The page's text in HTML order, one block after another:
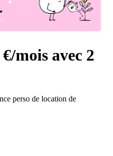
mois avec 2
perso de location de